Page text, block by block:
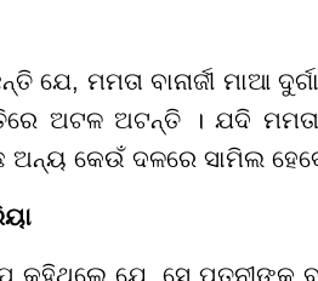
ଯେ, ମମତା ବାନାର୍ଜୀ ମାଆ
ଅଟଳ ଅଟନ୍ତି । ଯଦି
କେଉଁ ଦଳରେ ସାମିଲ ହେବେ
କହିଥିଲେ ଯେ, ସେ ପତ୍ନୀଙ୍କୁ